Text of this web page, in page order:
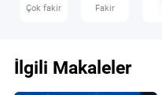
Çok fakir Fakir
İlgili Makaleler